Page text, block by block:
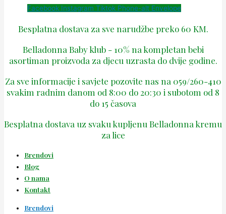
Facebook Instagram Tiktok Phone-alt Envelope
Besplatna dostava za sve narudžbe preko 60 KM.
Belladonna Baby klub - 10% na kompletan bebi
asortiman proizvoda za djecu uzrasta do dvije godine.
Za sve informacije i savjete pozovite nas na 059/260-410
svakim radnim danom od 8:00 do 20:30 i subotom od 8
do 15 časova
Besplatna dostava uz svaku kupljenu Belladonna kremu
za lice
Brendovi
Blog
O nama
Kontakt
Brendovi